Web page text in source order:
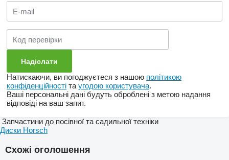
Натискаючи, ви погоджуєтеся з нашою політикою
конфіденційності та угодою користувача.
Ваші персональні дані будуть оброблені з метою надання
відповіді на ваш запит.
Схожі оголошення
Запчастини до посівної та садильної техніки
Диски Horsch